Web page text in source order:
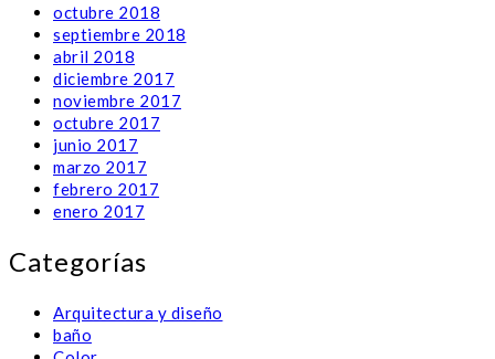
octubre 2018
septiembre 2018
abril 2018
diciembre 2017
noviembre 2017
octubre 2017
junio 2017
marzo 2017
febrero 2017
enero 2017
Categorías
Arquitectura y diseño
baño